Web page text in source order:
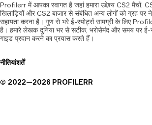
Profilerr में आपका स्वागत है जहां हमारा उद्देश्य CS2 मैचों,
खिलाड़ियों और CS2 बाजार से संबंधित अन्य लोगों को ग्रह
सहायता करना है। गुण से भरे ई-स्पोर्ट्स सामग्री के लिए
है। हमारे लेखक दुनिया भर से सटीक, भरोसेमंद और समय पर ई-
गाइड प्रदान करने का प्रयास करते हैं।
नीतियांशर्तें
© 2022—2026 PROFILERR